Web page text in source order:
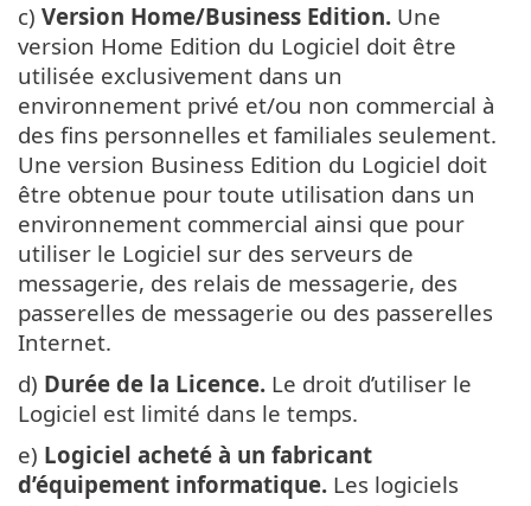
c) Version Home/Business Edition. Une
version Home Edition du Logiciel doit être
utilisée exclusivement dans un
environnement privé et/ou non commercial à
des fins personnelles et familiales seulement.
Une version Business Edition du Logiciel doit
être obtenue pour toute utilisation dans un
environnement commercial ainsi que pour
utiliser le Logiciel sur des serveurs de
messagerie, des relais de messagerie, des
passerelles de messagerie ou des passerelles
Internet.
d) Durée de la Licence. Le droit d’utiliser le
Logiciel est limité dans le temps.
e) Logiciel acheté à un fabricant
d’équipement informatique. Les logiciels